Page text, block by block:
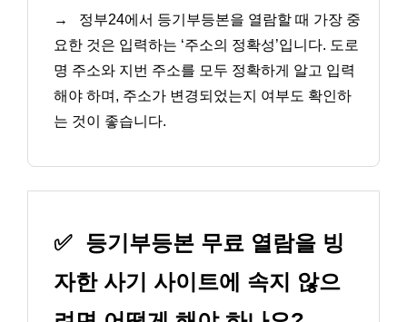
→
정부24에서 등기부등본을 열람할 때 가장 중
요한 것은 입력하는 ‘주소의 정확성’입니다. 도로
명 주소와 지번 주소를 모두 정확하게 알고 입력
해야 하며, 주소가 변경되었는지 여부도 확인하
는 것이 좋습니다.
✅ 등기부등본 무료 열람을 빙
자한 사기 사이트에 속지 않으